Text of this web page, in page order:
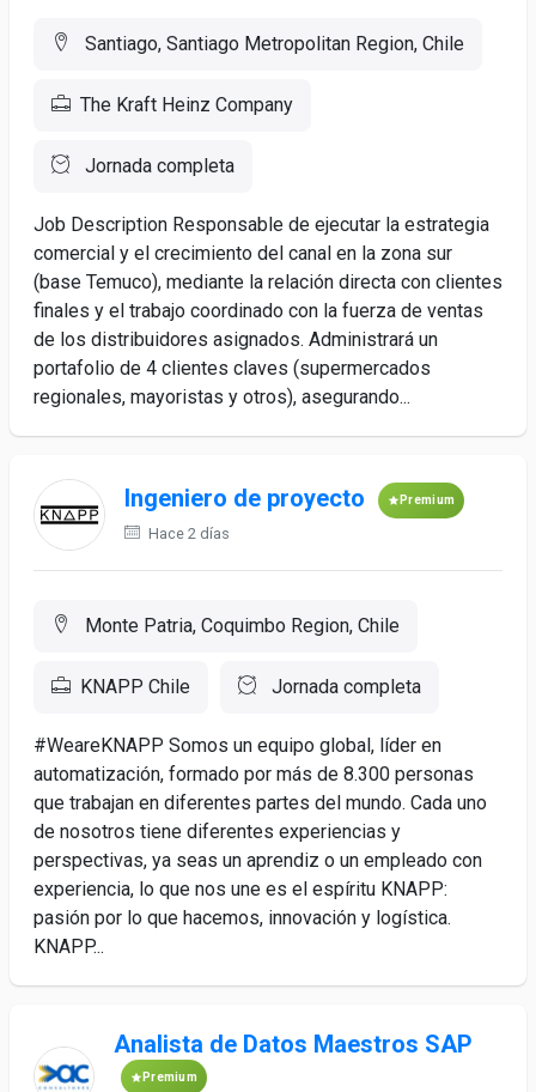
Santiago, Santiago Metropolitan Region, Chile
The Kraft Heinz Company
Jornada completa
Job Description Responsable de ejecutar la estrategia
comercial y el crecimiento del canal en la zona sur
(base Temuco), mediante la relación directa con clientes
finales y el trabajo coordinado con la fuerza de ventas
de los distribuidores asignados. Administrará un
portafolio de 4 clientes claves (supermercados
regionales, mayoristas y otros), asegurando...
Ingeniero de proyecto Premium
Hace 2 días
Monte Patria, Coquimbo Region, Chile
KNAPP Chile Jornada completa
#WeareKNAPP Somos un equipo global, líder en
automatización, formado por más de 8.300 personas
que trabajan en diferentes partes del mundo. Cada uno
de nosotros tiene diferentes experiencias y
perspectivas, ya seas un aprendiz o un empleado con
experiencia, lo que nos une es el espíritu KNAPP:
pasión por lo que hacemos, innovación y logística.
KNAPP...
Analista de Datos Maestros SAP
Premium